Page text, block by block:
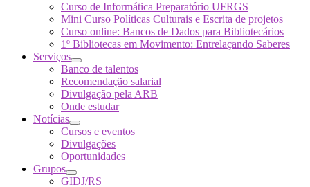
Curso de Informática Preparatório UFRGS
Mini Curso Políticas Culturais e Escrita de projetos
Curso online: Bancos de Dados para Bibliotecários
1º Bibliotecas em Movimento: Entrelaçando Saberes
Serviços
Banco de talentos
Recomendação salarial
Divulgação pela ARB
Onde estudar
Notícias
Cursos e eventos
Divulgações
Oportunidades
Grupos
GIDJ/RS